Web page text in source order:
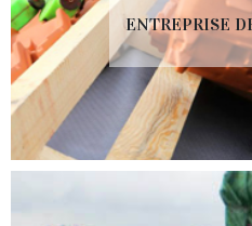
ENTREPRISE